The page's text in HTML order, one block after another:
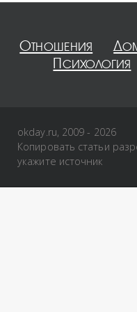
Отношения
Психология
okday.ru, 2009 - 2026
Копировать статьи
укажите источник